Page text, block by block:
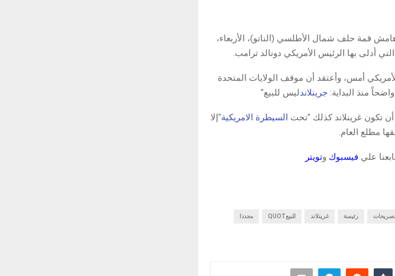
قمة حلف شمال الأطلسي (الناتو)، الأربعاء،
أدلى بها الرئيس الأمريكي دونالد ترامب.
أمس، وأعتقد أن موقف الولايات المتحدة
منذ البداية: جرينلاندليس للبيع"
تكون غرينلاند كذلك "تحت السيطرة الامريكية"إلا
مطلع العام.
علي فيسبوك وتويتر
رئيسة غرينلاند للبيعQUOT مجددا